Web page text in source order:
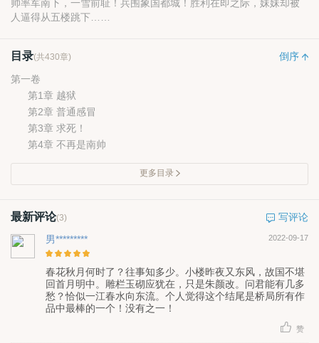
帅率军南下，一雪前耻！兵围象国都城！胜利在即之际，妹妹却被
人逼得从五楼跳下……
目录(共430章)
倒序
第一卷
第1章 越狱
第2章 普通感冒
第3章 求死！
第4章 不再是南帅
更多目录
最新评论(3)
写评论
男*********
2022-09-17
春花秋月何时了？往事知多少。小楼昨夜又东风，故国不堪
回首月明中。雕栏玉砌应犹在，只是朱颜改。问君能有几多
愁？恰似一江春水向东流。个人觉得这个结尾是桥局所有作
品中最棒的一个！没有之一！
赞